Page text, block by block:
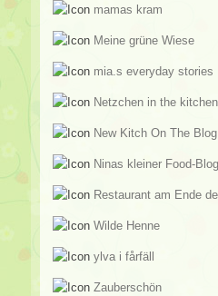
mamas kram
Meine grüne Wiese
mia.s everyday stories
Netzchen in the kitchen
New Kitch On The Blog
Ninas kleiner Food-Blog
Restaurant am Ende
Wilde Henne
ylva i fårfäll
Zauberschön